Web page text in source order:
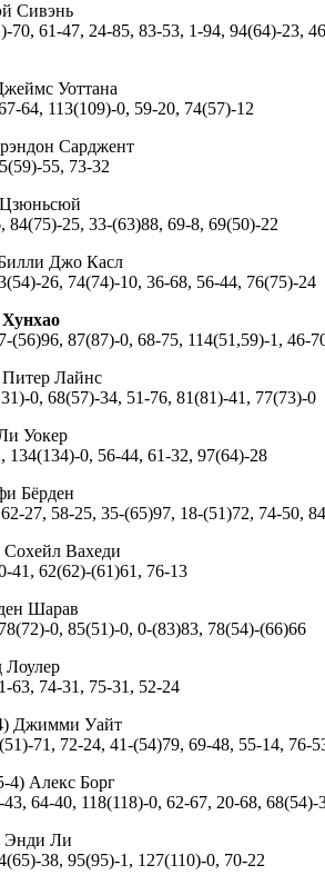
Сивэнь
70, 61-47, 24-85, 83-53, 1-94, 94(64)-23,
Уоттана
64, 113(109)-0, 59-20, 74(57)-12
Сарджент
55, 73-32
84(75)-25, 33-(63)88, 69-8, 69(50)-22
Джо Касл
26, 74(74)-10, 36-68, 56-44, 76(75)-24
(56)96, 87(87)-0, 68-75, 114(51,59)-1, 46-
Лайнс
0, 68(57)-34, 51-76, 81(81)-41, 77(73)-0
Уокер
134(134)-0, 56-44, 61-32, 97(64)-28
Бёрден
27, 58-25, 35-(65)97, 18-(51)72, 74-50,
Сохейл Вахеди
41, 62(62)-(61)61, 76-13
Шарав
0, 85(51)-0, 0-(83)83, 78(54)-(66)66
Лоулер
63, 74-31, 75-31, 52-24
Джимми Уайт
71, 72-24, 41-(54)79, 69-48, 55-14, 76-
4) Алекс Борг
64-40, 118(118)-0, 62-67, 20-68, 68(54)-
Энди Ли
38, 95(95)-1, 127(110)-0, 70-22